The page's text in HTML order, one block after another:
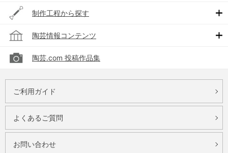
制作工程から探す
陶芸情報コンテンツ
陶芸.com 投稿作品集
ご利用ガイド
よくあるご質問
お問い合わせ